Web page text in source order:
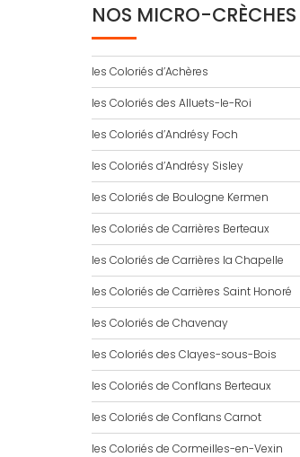
NOS MICRO-CRÈCHES
les Coloriés d’Achères
les Coloriés des Alluets-le-Roi
les Coloriés d’Andrésy Foch
les Coloriés d’Andrésy Sisley
les Coloriés de Boulogne Kermen
les Coloriés de Carrières Berteaux
les Coloriés de Carrières la Chapelle
les Coloriés de Carrières Saint Honoré
les Coloriés de Chavenay
les Coloriés des Clayes-sous-Bois
les Coloriés de Conflans Berteaux
les Coloriés de Conflans Carnot
les Coloriés de Cormeilles-en-Vexin